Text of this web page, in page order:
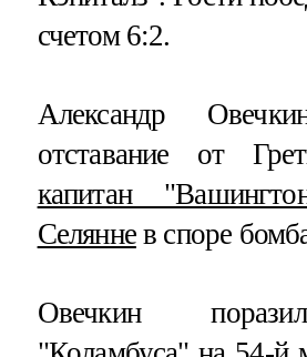
счетом 6:2.
Александр
отставание от
капитан
Селяннев споре
Овечкин